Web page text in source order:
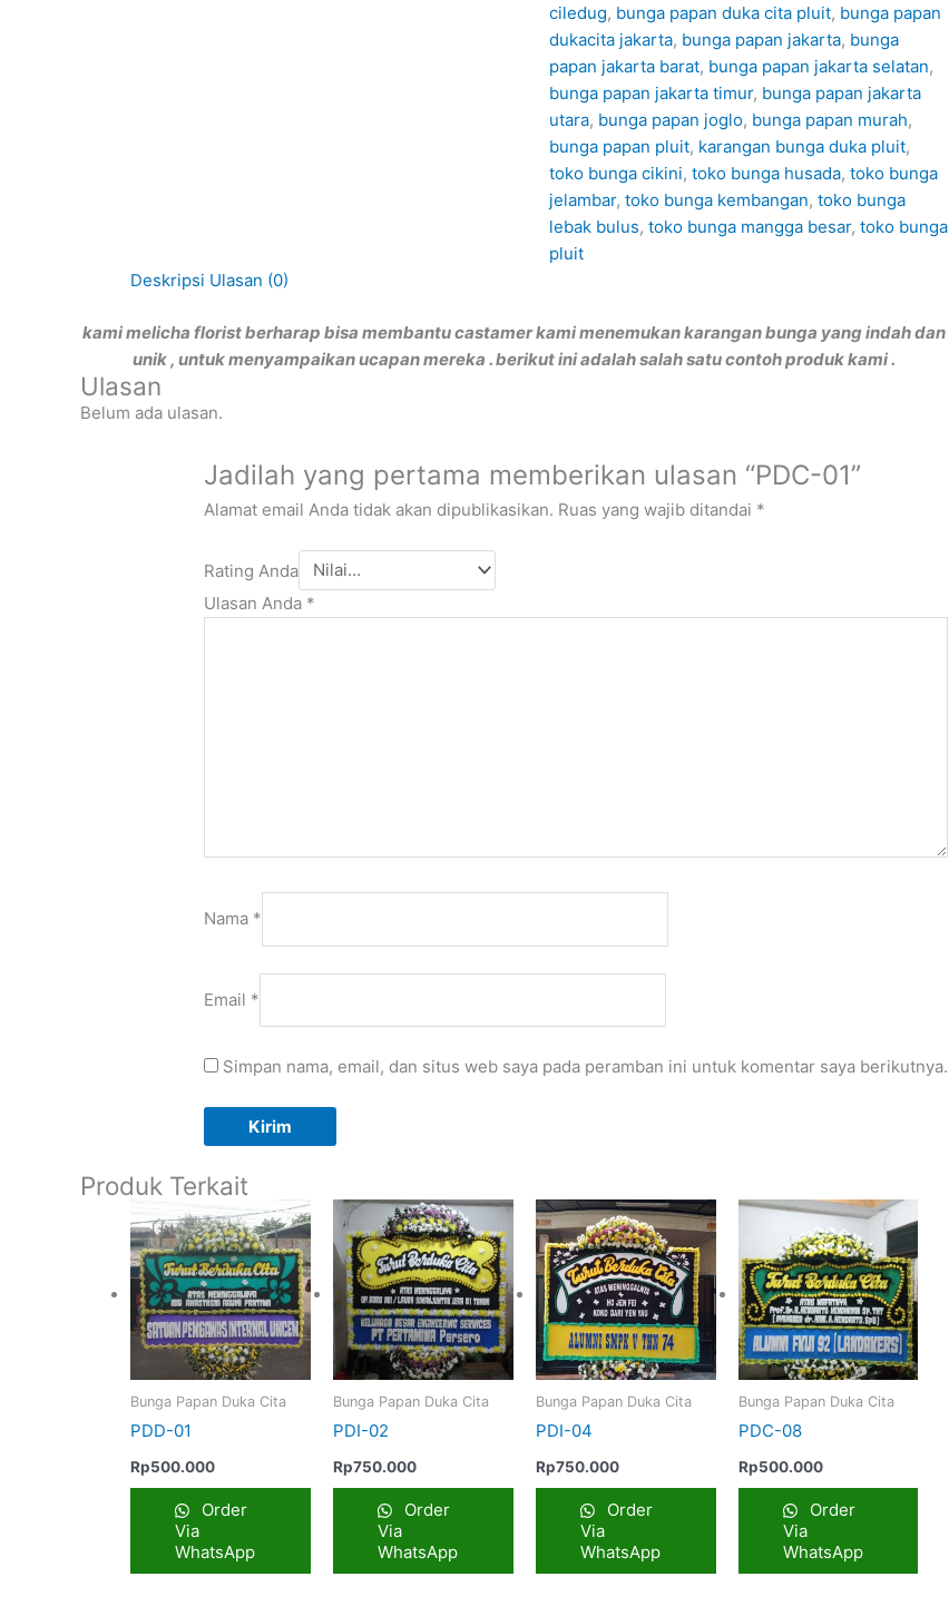
ciledug, bunga papan duka cita pluit, bunga papan
dukacita jakarta, bunga papan jakarta, bunga
papan jakarta barat, bunga papan jakarta selatan,
bunga papan jakarta timur, bunga papan jakarta
utara, bunga papan joglo, bunga papan murah,
bunga papan pluit, karangan bunga duka pluit,
toko bunga cikini, toko bunga husada, toko bunga
jelambar, toko bunga kembangan, toko bunga
lebak bulus, toko bunga mangga besar, toko bunga
pluit
Deskripsi Ulasan (0)
kami melicha florist berharap bisa membantu castamer kami menemukan karangan bunga yang indah dan
unik , untuk menyampaikan ucapan mereka . berikut ini adalah salah satu contoh produk kami .
Ulasan
Belum ada ulasan.
Jadilah yang pertama memberikan ulasan “PDC-01”
Alamat email Anda tidak akan dipublikasikan. Ruas yang wajib ditandai *
Rating Anda
Ulasan Anda *
Nama *
Email *
Simpan nama, email, dan situs web saya pada peramban ini untuk komentar saya berikutnya.
Produk Terkait
Bunga Papan Duka Cita
PDD-01
Rp500.000
Order
Via
WhatsApp
Bunga Papan Duka Cita
PDI-02
Rp750.000
Order
Via
WhatsApp
Bunga Papan Duka Cita
PDI-04
Rp750.000
Order
Via
WhatsApp
Bunga Papan Duka Cita
PDC-08
Rp500.000
Order
Via
WhatsApp